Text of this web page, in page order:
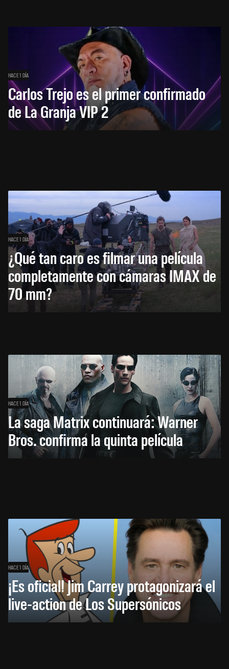
HACE 1 DÍA
Carlos Trejo es el primer confirmado
de La Granja VIP 2
HACE 1 DÍA
¿Qué tan caro es filmar una película
completamente con cámaras IMAX de
70 mm?
HACE 1 DÍA
La saga Matrix continuará: Warner
Bros. confirma la quinta película
HACE 1 DÍA
¡Es oficial! Jim Carrey protagonizará el
live-action de Los Supersónicos